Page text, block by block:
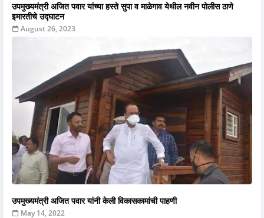
उपमुख्यमंत्री अजित पवार यांच्या हस्ते सुपा व माळेगाव येथील नवीन पोलीस ठाणे
इमारतीचे उद्घाटन
August 26, 2023
उपमुख्यमंत्री अजित पवार यांनी केली विकासकामांची पाहणी
May 14, 2022